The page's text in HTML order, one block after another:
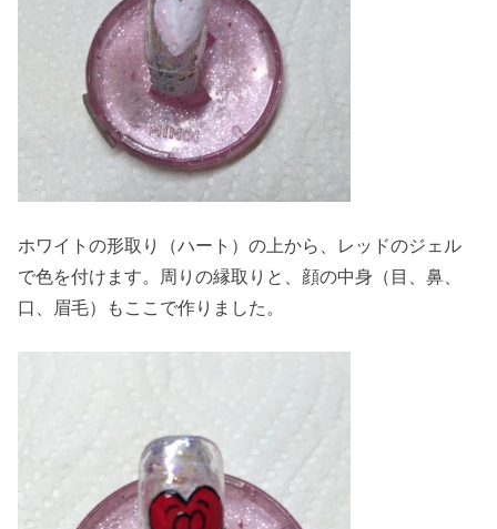
ホワイトの形取り（ハート）の上から、レッドのジェル
で色を付けます。周りの縁取りと、顔の中身（目、鼻、
口、眉毛）もここで作りました。